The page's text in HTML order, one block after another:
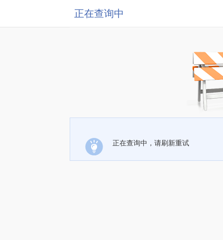
正在查询中
正在查询中，请刷新重试